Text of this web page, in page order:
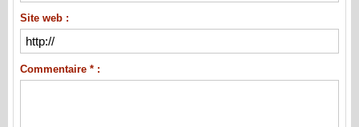
Site web :
Commentaire * :